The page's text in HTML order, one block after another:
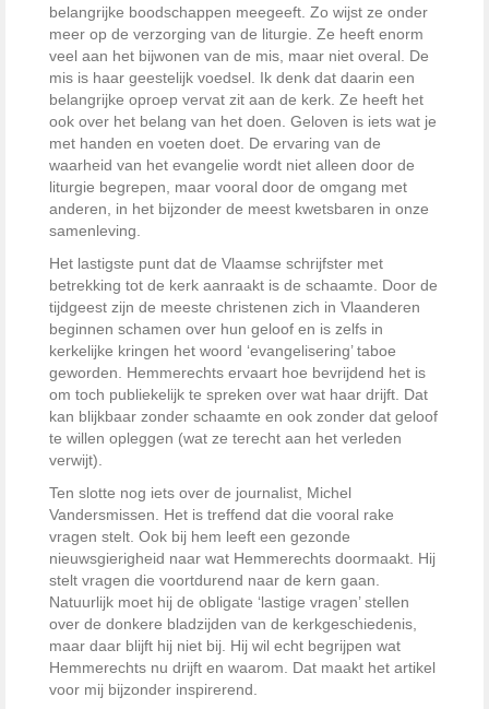
belangrijke boodschappen meegeeft. Zo wijst ze onder
meer op de verzorging van de liturgie. Ze heeft enorm
veel aan het bijwonen van de mis, maar niet overal. De
mis is haar geestelijk voedsel. Ik denk dat daarin een
belangrijke oproep vervat zit aan de kerk. Ze heeft het
ook over het belang van het doen. Geloven is iets wat je
met handen en voeten doet. De ervaring van de
waarheid van het evangelie wordt niet alleen door de
liturgie begrepen, maar vooral door de omgang met
anderen, in het bijzonder de meest kwetsbaren in onze
samenleving.
Het lastigste punt dat de Vlaamse schrijfster met
betrekking tot de kerk aanraakt is de schaamte. Door de
tijdgeest zijn de meeste christenen zich in Vlaanderen
beginnen schamen over hun geloof en is zelfs in
kerkelijke kringen het woord ‘evangelisering’ taboe
geworden. Hemmerechts ervaart hoe bevrijdend het is
om toch publiekelijk te spreken over wat haar drijft. Dat
kan blijkbaar zonder schaamte en ook zonder dat geloof
te willen opleggen (wat ze terecht aan het verleden
verwijt).
Ten slotte nog iets over de journalist, Michel
Vandersmissen. Het is treffend dat die vooral rake
vragen stelt. Ook bij hem leeft een gezonde
nieuwsgierigheid naar wat Hemmerechts doormaakt. Hij
stelt vragen die voortdurend naar de kern gaan.
Natuurlijk moet hij de obligate ‘lastige vragen’ stellen
over de donkere bladzijden van de kerkgeschiedenis,
maar daar blijft hij niet bij. Hij wil echt begrijpen wat
Hemmerechts nu drijft en waarom. Dat maakt het artikel
voor mij bijzonder inspirerend.